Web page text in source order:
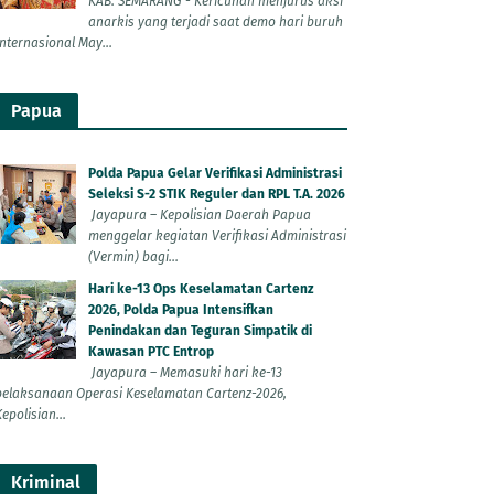
anarkis yang terjadi saat demo hari buruh
May...
Papua
Polda Papua Gelar Verifikasi Administrasi
Seleksi S-2 STIK Reguler dan RPL T.A. 2026
Jayapura – Kepolisian Daerah Papua
menggelar kegiatan Verifikasi Administrasi
(Vermin) bagi...
Hari ke-13 Ops Keselamatan Cartenz
2026, Polda Papua Intensifkan
Penindakan dan Teguran Simpatik di
Kawasan PTC Entrop
Jayapura – Memasuki hari ke-13
Operasi Keselamatan Cartenz-2026,
Kriminal